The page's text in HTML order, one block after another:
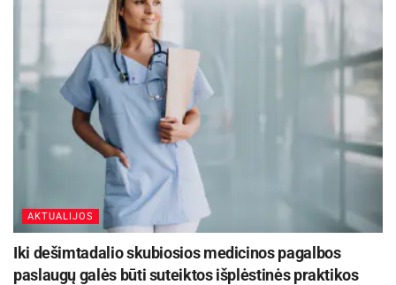
Lietuvos Aukščiausiasis Teismas paliko
nepakeistą apeliacinės instancijos teismo
nutartį.
Teismai.lt
Socialiniai reikalai Teismai
AKTUALIJOS
Iki dešimtadalio skubiosios medicinos pagalbos
paslaugų galės būti suteiktos išplėstinės praktikos